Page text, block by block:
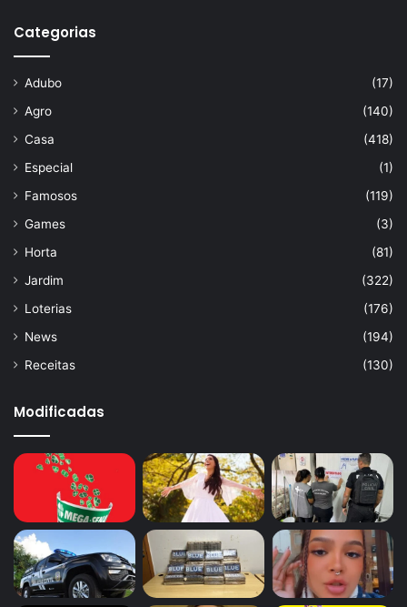
Categorias
Adubo
(17)
Agro
(140)
Casa
(418)
Especial
(1)
Famosos
(119)
Games
(3)
Horta
(81)
Jardim
(322)
Loterias
(176)
News
(194)
Receitas
(130)
Modificadas